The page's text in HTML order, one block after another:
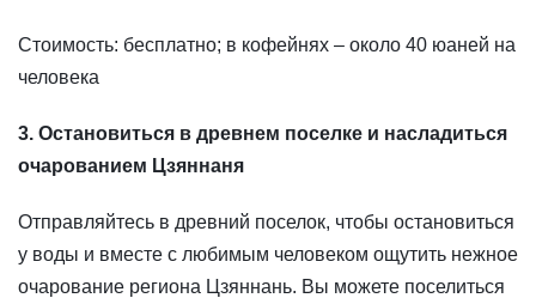
​Стоимость: бесплатно; в кофейнях – около 40 юаней на
человека
3. Остановиться в древнем поселке и насладиться
очарованием Цзяннаня
Отправляйтесь в древний поселок, чтобы остановиться
у воды и вместе с любимым человеком ощутить нежное
очарование региона Цзяннань. Вы можете поселиться